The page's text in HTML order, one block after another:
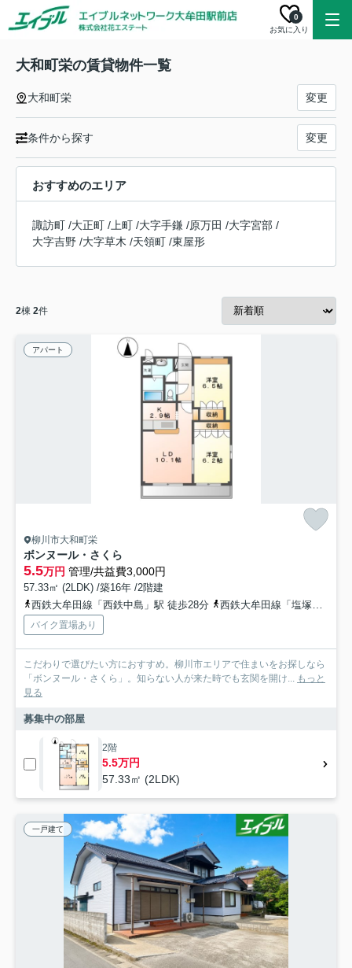
お気に入り
0
大和町栄の賃貸物件一覧
大和町栄 変更
条件から探す 変更
おすすめのエリア
諏訪町 /大正町 / 上町 /大字手鎌 /原万田 /大字宮部 /
大字吉野 /大字草木 /天領町 /東屋形
2棟 2件
アパート
柳川市大和町栄
ボンヌール・さくら
5.5万円 管理/共益費3,000円
57.33㎡ (2LDK) /築16年 /2階建
西鉄大牟田線「西鉄中島」駅 徒歩28分
西鉄大牟田線「塩塚」駅 徒歩27分
バイク置場あり
こだわりで選びたい方におすすめ。柳川市エリアで住まいをお探しなら
「ボンヌール・さくら」。知らない人が来た時でも玄関を開け... もっと
見る
募集中の部屋
2階
5.5万円
57.33㎡ (2LDK)
一戸建て